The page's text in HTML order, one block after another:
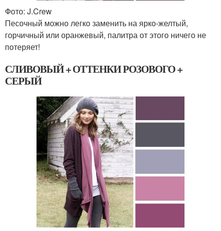
Фото: J.Crew
Песочный можно легко заменить на ярко-желтый,
горчичный или оранжевый, палитра от этого ничего не
потеряет!
СЛИВОВЫЙ + ОТТЕНКИ РОЗОВОГО +
СЕРЫЙ